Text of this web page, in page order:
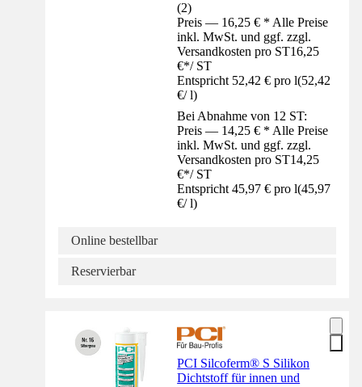
(2)
Preis — 16,25 € * Alle Preise
inkl. MwSt. und ggf. zzgl.
Versandkosten pro ST16,25
€*/ ST
Entspricht 52,42 € pro l(52,42
€/ l)
Bei Abnahme von 12 ST:
Preis — 14,25 € * Alle Preise
inkl. MwSt. und ggf. zzgl.
Versandkosten pro ST14,25
€*/ ST
Entspricht 45,97 € pro l(45,97
€/ l)
Online bestellbar
Reservierbar
PCI Silcoferm® S Silikon
Dichtstoff für innen und